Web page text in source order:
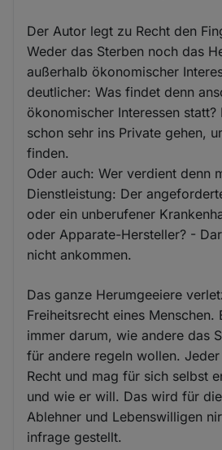
Der Autor legt zu Recht den
Weder das Sterben noch das
außerhalb ökonomischer
deutlicher: Was findet denn
ökonomischer Interessen statt?
schon sehr ins Private gehen,
finden.
Oder auch: Wer verdient denn
Dienstleistung: Der
oder ein unberufener
oder Apparate-Hersteller? -
nicht ankommen.
Das ganze Herumgeeiere
Freiheitsrecht eines Menschen.
immer darum, wie andere das
für andere regeln wollen.
Recht und mag für sich selbst
und wie er will. Das wird für
Ablehner und Lebenswilligen
infrage gestellt.